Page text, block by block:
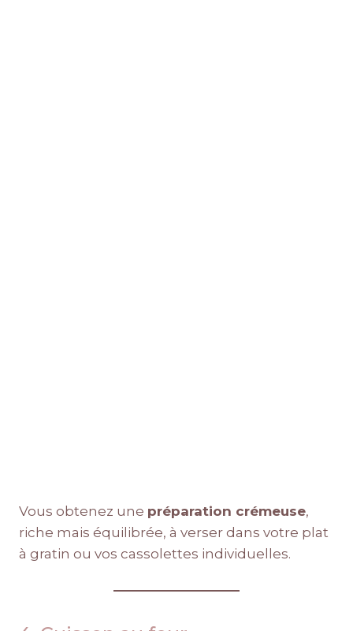
Vous obtenez une préparation crémeuse,
riche mais équilibrée, à verser dans votre plat
à gratin ou vos cassolettes individuelles.